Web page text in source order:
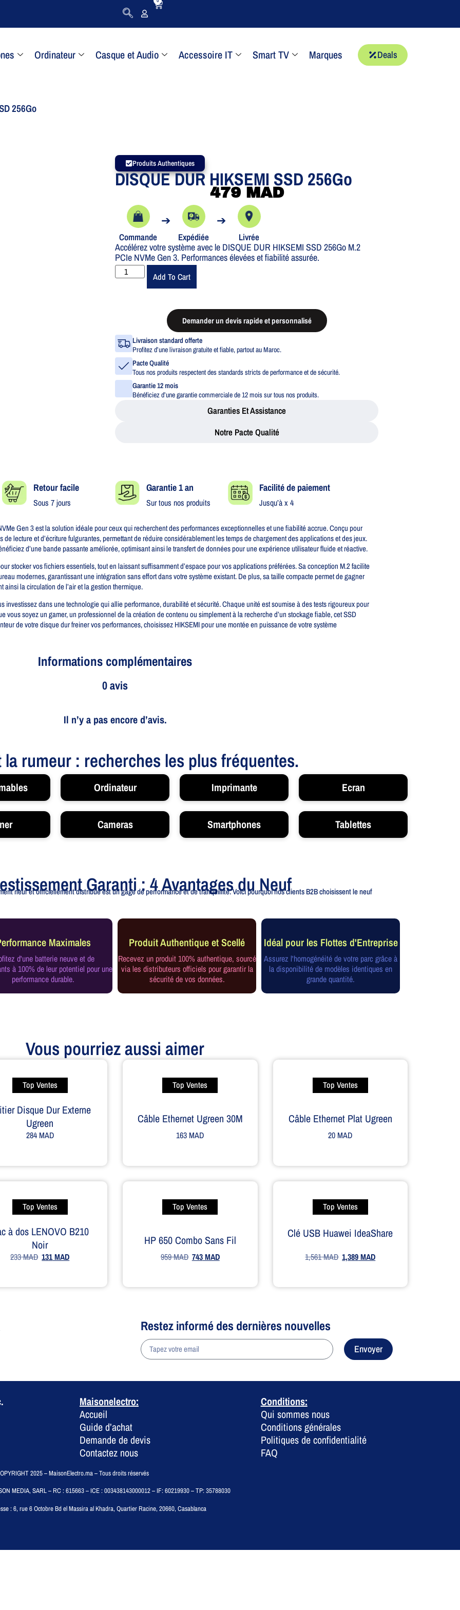
Ordinateur Casque et Audio Accessoire IT Smart TV Marques Deals
256Go
Produits Authentiques
DISQUE DUR HIKSEMI SSD 256Go
479MAD
Commande
➔
Expédiée
➔
Livrée
Accélérez votre système avec le DISQUE DUR HIKSEMI SSD 256Go M.2
PCIe NVMe Gen 3. Performances élevées et fiabilité assurée.
Add To Cart
Demander un devis rapide et personnalisé
Livraison standard offerte
Profitez d’une livraison gratuite et fiable, partout au Maroc.
Pacte Qualité
Tous nos produits respectent des standards stricts de performance et de sécurité.
Garantie 12 mois
Bénéficiez d’une garantie commerciale de 12 mois sur tous nos produits.
Garanties Et Assistance
Notre Pacte Qualité
Retour facile​
Sous 7 jours
Garantie 1 an
Sur tous nos produits
Facilité de paiement
Jusqu’à x 4
Gen 3 est la solution idéale pour ceux qui recherchent des performances exceptionnelles et une fiabilité accrue. Conçu pour
lecture et d’écriture fulgurantes, permettant de réduire considérablement les temps de chargement des applications et des jeux.
d’une bande passante améliorée, optimisant ainsi le transfert de données pour une expérience utilisateur fluide et réactive.
stocker vos fichiers essentiels, tout en laissant suffisamment d’espace pour vos applications préférées. Sa conception M.2 facilite
modernes, garantissant une intégration sans effort dans votre système existant. De plus, sa taille compacte permet de gagner
la circulation de l’air et la gestion thermique.
investissez dans une technologie qui allie performance, durabilité et sécurité. Chaque unité est soumise à des tests rigoureux pour
vous soyez un gamer, un professionnel de la création de contenu ou simplement à la recherche d’un stockage fiable, cet SSD
de votre disque dur freiner vos performances, choisissez HIKSEMI pour une montée en puissance de votre système
Informations complémentaires
0 avis
Il n’y a pas encore d’avis.
rumeur : recherches les plus fréquentes.
Ordinateur Imprimante Ecran
Cameras Smartphones Tablettes
Garanti : 4 Avantages du Neuf
neuf et officiellement distribué est un gage de performance et de tranquillité. Voici pourquoi nos clients B2B choisissent le neuf
Maximales
d'une batterie neuve et de
à 100% de leur potentiel pour une
performance durable.
Produit Authentique et Scellé
Recevez un produit 100% authentique, sourcé
via les distributeurs officiels pour garantir la
sécurité de vos données.
Idéal pour les Flottes d'Entreprise
Assurez l'homogénéité de votre parc grâce à
la disponibilité de modèles identiques en
grande quantité.
Vous pourriez aussi aimer
Top Ventes
Disque Dur Externe
Ugreen
284MAD
Top Ventes
Câble Ethernet Ugreen 30M
163 MAD
Top Ventes
Câble Ethernet Plat Ugreen
20 MAD
Top Ventes
à dos LENOVO B210
Noir
233MAD 131MAD
Top Ventes
HP 650 Combo Sans Fil
959MAD 743MAD
Top Ventes
Clé USB Huawei IdeaShare
1,561MAD 1,389MAD
Restez informé des dernières nouvelles
Envoyer
Maisonelectro:
Accueil
Guide d’achat
Demande de devis
Contactez nous
Conditions:
Qui sommes nous
Conditions générales
Politiques de confidentialité
FAQ
2025 – MaisonElectro.ma – Tous droits réservés
MEDIA, SARL – RC : 615663 – ICE : 003438143000012 – IF: 60219930 – TP: 35788030
:6, rue 6 Octobre Bd el Massira al Khadra, Quartier Racine, 20660, Casablanca